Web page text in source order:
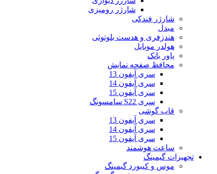
شارژر رومیزی
شارژر فندکی
مبدل
هندزفری و هدست بلوتوثی
هولدر موبایل
پاور بانک
محافظ صفحه نمایش
سری آیفون 13
سری آیفون 14
سری آیفون 15
سری S22 سامسونگ
قاب گوشی
سری آیفون 13
سری آیفون 14
سری آیفون 15
ساعت هوشمند
تجهیزات گیمینگ
موس و کیبورد گیمینگ